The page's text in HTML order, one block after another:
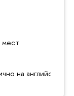
мест
на английском